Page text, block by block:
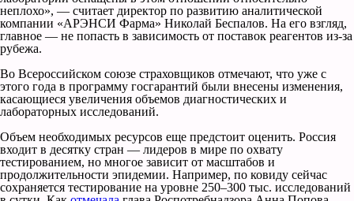
неплохо», — считает директор по развитию аналитической
компании «АРЭНСИ Фарма» Николай Беспалов. На его взгляд,
главное — не попасть в зависимость от поставок реагентов из-за
рубежа.
Во Всероссийском союзе страховщиков отмечают, что уже с
этого года в программу госгарантий были внесены изменения,
касающиеся увеличения объемов диагностических и
лабораторных исследований.
Объем необходимых ресурсов еще предстоит оценить. Россия
входит в десятку стран — лидеров в мире по охвату
тестированием, но многое зависит от масштабов и
продолжительности эпидемии. Например, по ковиду сейчас
сохраняется тестирование на уровне 250–300 тыс. исследований